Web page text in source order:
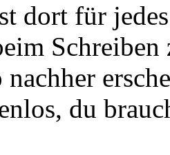
dort für
du